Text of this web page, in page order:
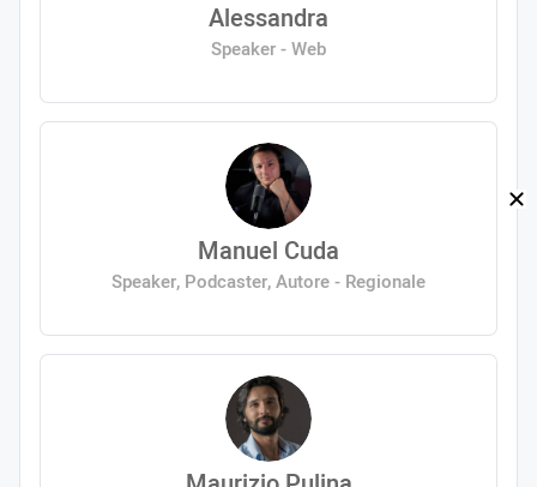
Alessandra
Speaker - Web
Manuel Cuda
Speaker, Podcaster, Autore - Regionale